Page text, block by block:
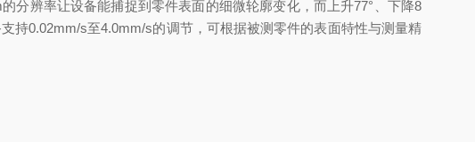
分辨率让设备能捕捉到零件表面的细微轮廓变化，而上升77°、下降8
持0.02mm/s至4.0mm/s的调节，可根据被测零件的表面特性与测量精